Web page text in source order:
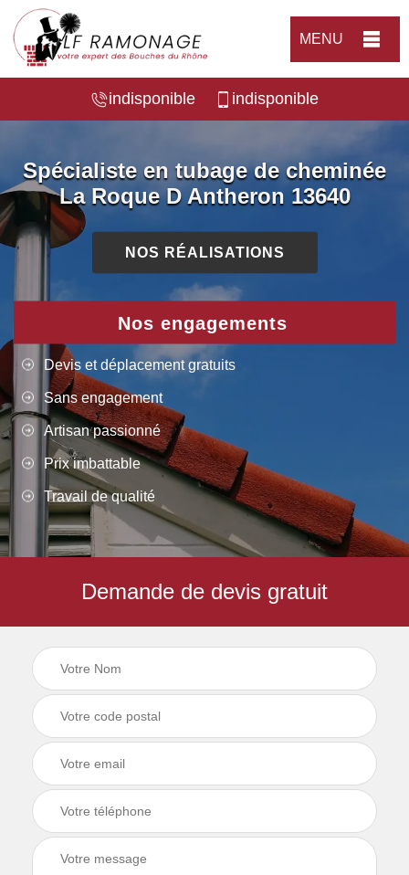
MENU
indisponible indisponible
Spécialiste en tubage de cheminée
La Roque D Antheron 13640
NOS RÉALISATIONS
Nos engagements
Devis et déplacement gratuits
Sans engagement
Artisan passionné
Prix imbattable
Travail de qualité
Demande de devis gratuit